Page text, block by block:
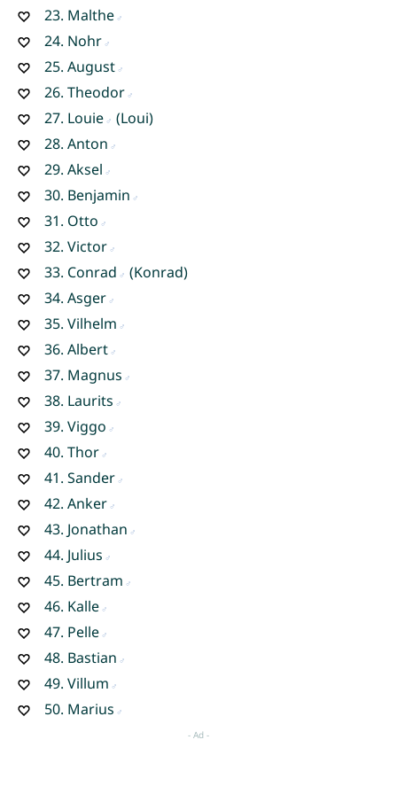
23. Malthe
24. Nohr
25. August
26. Theodor
27. Louie
(Loui)
28. Anton
29. Aksel
30. Benjamin
31. Otto
32. Victor
33. Conrad
(Konrad)
34. Asger
35. Vilhelm
36. Albert
37. Magnus
38. Laurits
39. Viggo
40. Thor
41. Sander
42. Anker
43. Jonathan
44. Julius
45. Bertram
46. Kalle
47. Pelle
48. Bastian
49. Villum
50. Marius